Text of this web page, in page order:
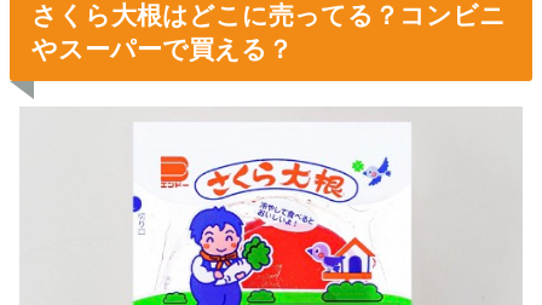
さくら大根はどこに売ってる？コンビニ
やスーパーで買える？